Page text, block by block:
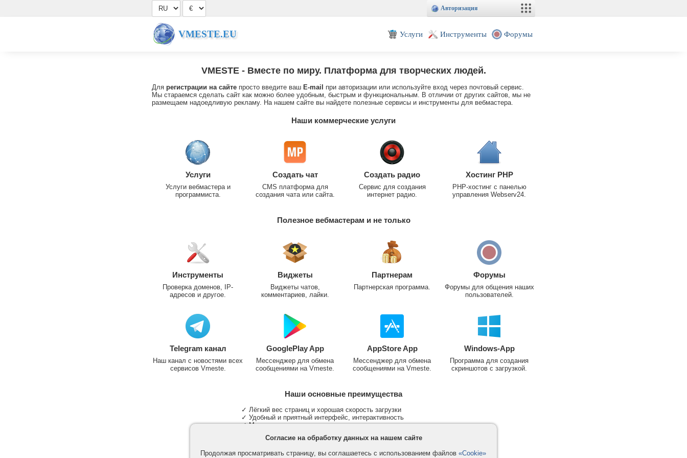
Авторизация
VMESTE.EU Услуги Инструменты Форумы
VMESTE- Вместе по миру. Платформа для творческих людей.
Для регистрации на сайте просто введите ваш E-mail
при авторизации или используйте вход через почтовый сервис.
Мы стараемся сделать сайт как можно более удобным, быстрым и функциональным. В отличии от других сайтов, мы не
размещаем надоедливую рекламу. На нашем сайте вы найдете полезные сервисы и инструменты для вебмастера.
Наши коммерческие услуги
Услуги
Услуги вебмастера и
программиста.
Создать чат
CMS платформа для
создания чата или сайта.
Создать радио
Сервис для создания
интернет радио.
Хостинг PHP
PHP-хостинг с панелью
управления Webserv24.
Полезное вебмастерам и не только
Инструменты
Проверка доменов, IP-
адресов и другое.
Виджеты
Виджеты чатов,
комментариев, лайки.
Партнерам
Партнерская программа.
Форумы
Форумы для общения наших
пользователей.
Telegram канал
Наш канал с новостями всех
сервисов Vmeste.
GooglePlay App
Мессенджер для обмена
сообщениями на Vmeste.
AppStore App
Мессенджер для обмена
сообщениями на Vmeste.
Windows-App
Программа для создания
скриншотов с загрузкой.
Наши основные преимущества
✓ Лёгкий вес страниц и хорошая скорость загрузки
✓ Удобный и приятный интерфейс, интерактивность
✓ Мы не размещаем надоедливую рекламу
✓ Участие в группах и сообществах
✓ Поддержка основных типов и больших файлов
Согласие на обработку данных на нашем сайте
Продолжая просматривать страницу, вы соглашаетесь с использованием файлов «Cookie»